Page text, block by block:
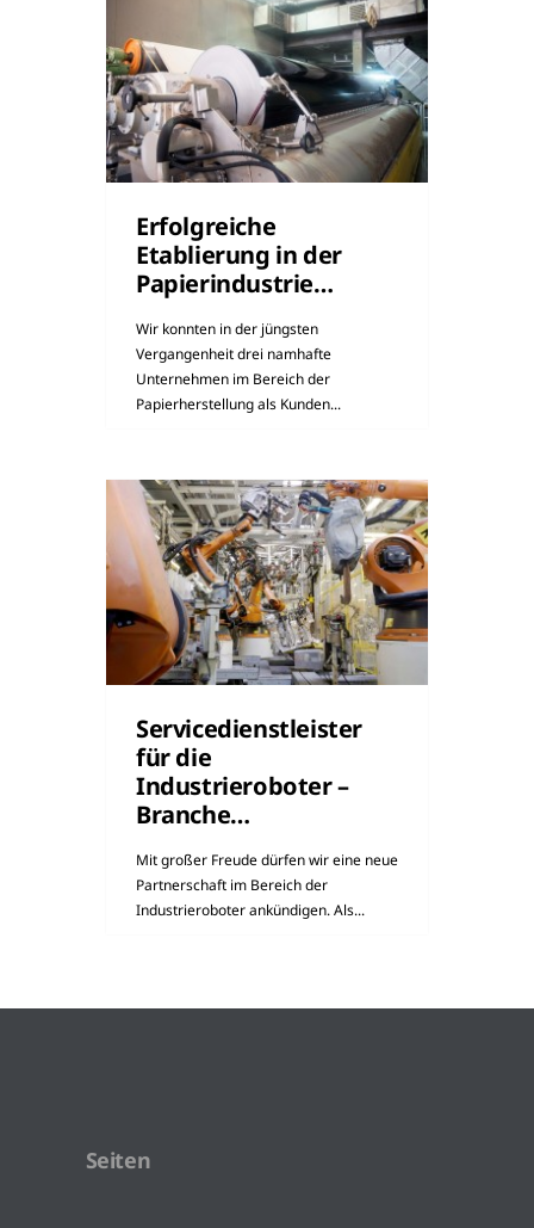
Erfolgreiche
Etablierung in der
Papierindustrie…
Wir konnten in der jüngsten
Vergangenheit drei namhafte
Unternehmen im Bereich der
Papierherstellung als Kunden...
Servicedienstleister
für die
Industrieroboter –
Branche…
Mit großer Freude dürfen wir eine neue
Partnerschaft im Bereich der
Industrieroboter ankündigen. Als...
Seiten